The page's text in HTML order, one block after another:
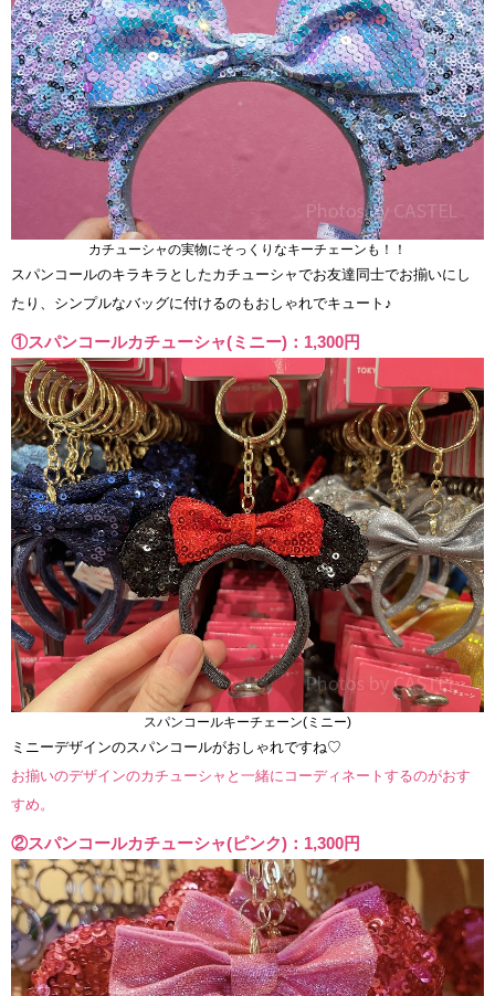
カチューシャの実物にそっくりなキーチェーンも！！
スパンコールのキラキラとしたカチューシャでお友達同士でお揃いにし
たり、シンプルなバッグに付けるのもおしゃれでキュート♪
①スパンコールカチューシャ(ミニー)：1,300円
スパンコールキーチェーン(ミニー)
ミニーデザインのスパンコールがおしゃれですね♡
お揃いのデザインのカチューシャと一緒にコーディネートするのがおす
すめ。
②スパンコールカチューシャ(ピンク)：1,300円